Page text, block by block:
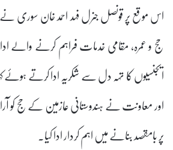
اس موقع پر قونصل جنرل فہد احمد خان
حج و عمرہ، مقامی خدمات فراہم کرنے والے
ایجنسیوں کا تہہ دل سے شکریہ ادا کرتے ہوئے
اور معاونت نے ہندوستانی عازمین کے حج کو
پر بامقصد بنانے میں اہم کردار ادا کیا۔